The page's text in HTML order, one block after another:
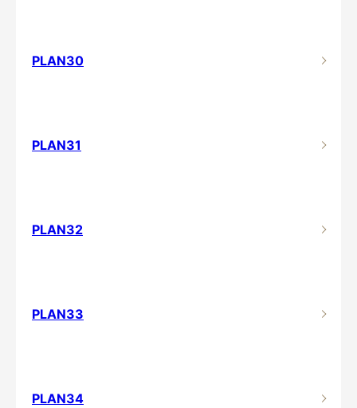
PLAN30
PLAN31
PLAN32
PLAN33
PLAN34